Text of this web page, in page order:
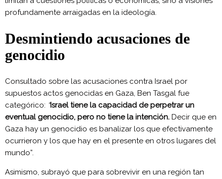
profundamente arraigadas en la ideología.
Desmintiendo acusaciones de
genocidio
Consultado sobre las acusaciones contra Israel por
supuestos actos genocidas en Gaza, Ben Tasgal fue
categórico: “Israel tiene la capacidad de perpetrar un
eventual genocidio, pero no tiene la intención. Decir que en
Gaza hay un genocidio es banalizar los que efectivamente
ocurrieron y los que hay en el presente en otros lugares del
mundo”.
Asimismo, subrayó que para sobrevivir en una región tan